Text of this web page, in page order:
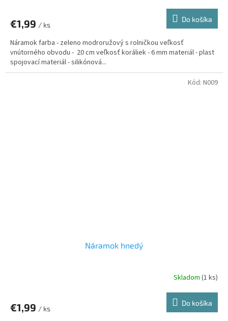
€1,99 / ks
Do košíka
Náramok farba - zeleno modroružový s rolničkou veľkosť
vnútorného obvodu - 20 cm veľkosť koráliek - 6 mm materiál - plast
spojovací materiál - silikónová...
Náramok hnedý
Skladom (1 ks)
€1,99 / ks
Do košíka
Kód: N009